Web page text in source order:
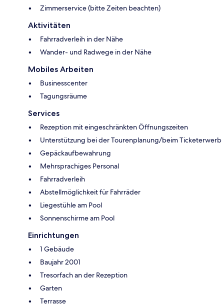
Zimmerservice (bitte Zeiten beachten)
Aktivitäten
Fahrradverleih in der Nähe
Wander- und Radwege in der Nähe
Mobiles Arbeiten
Businesscenter
Tagungsräume
Services
Rezeption mit eingeschränkten Öffnungszeiten
Unterstützung bei der Tourenplanung/beim Ticketerwerb
Gepäckaufbewahrung
Mehrsprachiges Personal
Fahrradverleih
Abstellmöglichkeit für Fahrräder
Liegestühle am Pool
Sonnenschirme am Pool
Einrichtungen
1 Gebäude
Baujahr 2001
Tresorfach an der Rezeption
Garten
Terrasse